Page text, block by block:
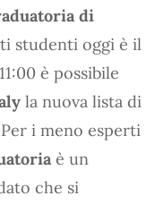
di
studenti oggi è il
è possibile
la nuova lista di
i meno esperti
è un
che si